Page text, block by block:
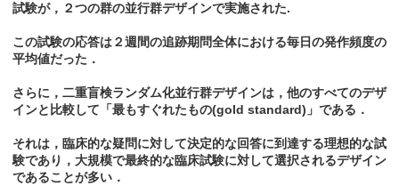
試験が，２つの群の並行群デザインで実施された.
この試験の応答は２週間の追跡期問全体における毎日の発作頻度の
平均値だった．
さらに，二重盲検ランダム化並行群デザインは，他のすべてのデザ
インと比較して「最もすぐれたもの(gold standard)」である．
それは，臨床的な疑問に対して決定的な回答に到達する理想的な試
験であり，大規模で最終的な臨床試験に対して選択されるデザイン
であることが多い．